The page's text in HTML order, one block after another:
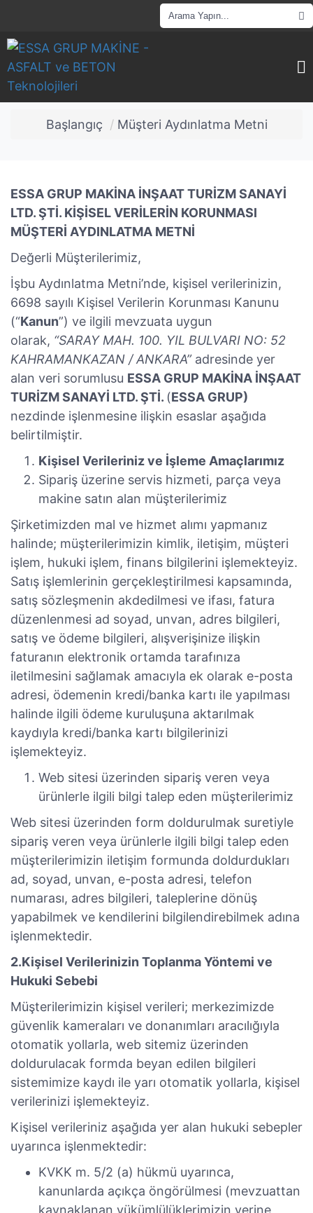
Başlangıç Müşteri Aydınlatma Metni
ESSA GRUP MAKİNA İNŞAAT TURİZM SANAYİ
LTD. ŞTİ. KİŞİSEL VERİLERİN KORUNMASI
MÜŞTERİ AYDINLATMA METNİ
Değerli Müşterilerimiz,
İşbu Aydınlatma Metni’nde, kişisel verilerinizin,
6698 sayılı Kişisel Verilerin Korunması Kanunu
(“Kanun”) ve ilgili mevzuata uygun
olarak, “SARAY MAH. 100. YIL BULVARI NO: 52
KAHRAMANKAZAN / ANKARA” adresinde yer
alan veri sorumlusu ESSA GRUP MAKİNA İNŞAAT
TURİZM SANAYİ LTD. ŞTİ. (ESSA GRUP)
nezdinde işlenmesine ilişkin esaslar aşağıda
belirtilmiştir.
Kişisel Verileriniz ve İşleme Amaçlarımız
Sipariş üzerine servis hizmeti, parça veya
makine satın alan müşterilerimiz
Şirketimizden mal ve hizmet alımı yapmanız
halinde; müşterilerimizin kimlik, iletişim, müşteri
işlem, hukuki işlem, finans bilgilerini işlemekteyiz.
Satış işlemlerinin gerçekleştirilmesi kapsamında,
satış sözleşmenin akdedilmesi ve ifası, fatura
düzenlenmesi ad soyad, unvan, adres bilgileri,
satış ve ödeme bilgileri, alışverişinize ilişkin
faturanın elektronik ortamda tarafınıza
iletilmesini sağlamak amacıyla ek olarak e-posta
adresi, ödemenin kredi/banka kartı ile yapılması
halinde ilgili ödeme kuruluşuna aktarılmak
kaydıyla kredi/banka kartı bilgilerinizi
işlemekteyiz.
Web sitesi üzerinden sipariş veren veya
ürünlerle ilgili bilgi talep eden müşterilerimiz
Web sitesi üzerinden form doldurulmak suretiyle
sipariş veren veya ürünlerle ilgili bilgi talep eden
müşterilerimizin iletişim formunda doldurdukları
ad, soyad, unvan, e-posta adresi, telefon
numarası, adres bilgileri, taleplerine dönüş
yapabilmek ve kendilerini bilgilendirebilmek adına
işlenmektedir.
2.Kişisel Verilerinizin Toplanma Yöntemi ve
Hukuki Sebebi
Müşterilerimizin kişisel verileri; merkezimizde
güvenlik kameraları ve donanımları aracılığıyla
otomatik yollarla, web sitemiz üzerinden
doldurulacak formda beyan edilen bilgileri
sistemimize kaydı ile yarı otomatik yollarla, kişisel
verilerinizi işlemekteyiz.
Kişisel verileriniz aşağıda yer alan hukuki sebepler
uyarınca işlenmektedir:
KVKK m. 5/2 (a) hükmü uyarınca,
kanunlarda açıkça öngörülmesi (mevzuattan
kaynaklanan yükümlülüklerimizin yerine